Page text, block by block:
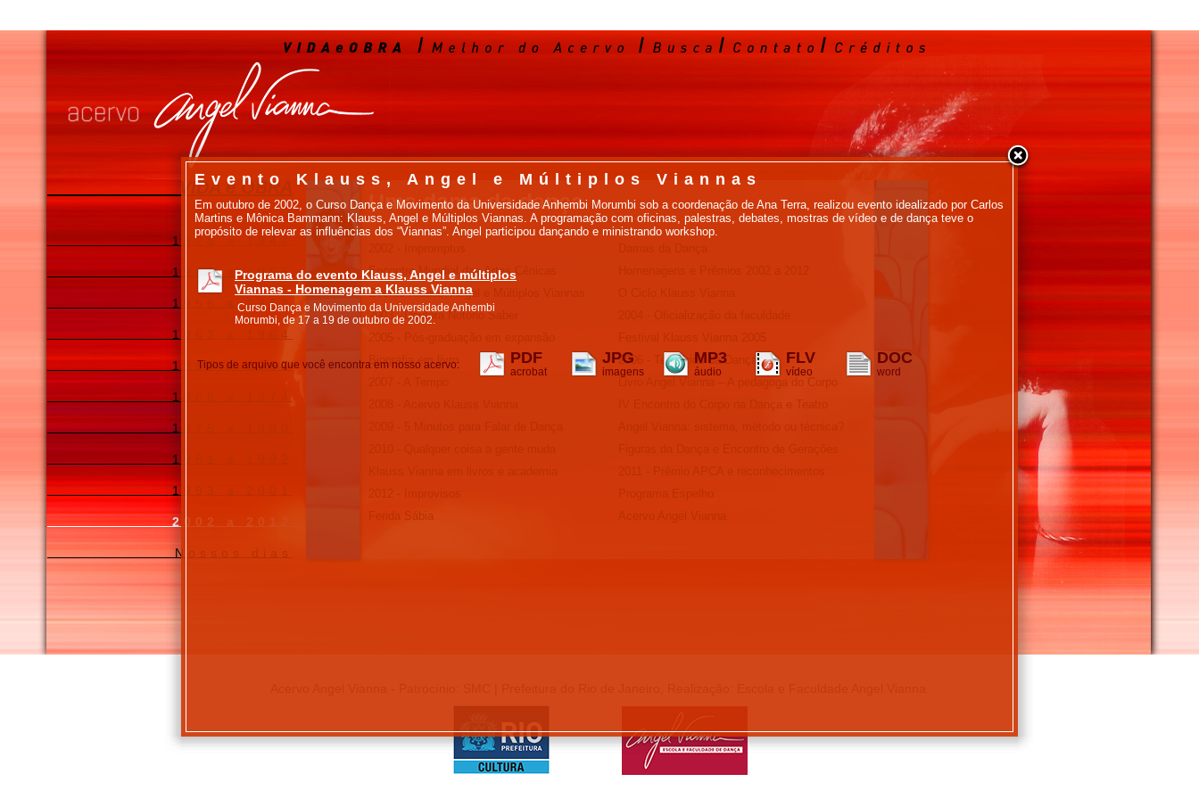
VIDA e OBRA
1928 a 1947
1948 a 1955
1956 a 1962
1963 a 1964
1965 a 1967
1968 a 1974
1975 a 1980
1981 a 1992
1993 a 2001
2002 a 2012
Nossos dias
Uma dama da dança
Encontro Mundial das Artes Cênicas
Evento Klauss, Angel e Múltiplos Viannas
2003 - Doutora Notório Saber
2005 - Pós-graduação em expansão
Biografia em livro
2006 - Territórios da Dança
2012 - Improvisos
Programa Espelho
Ferida Sábia
Acervo Angel Vianna
Evento Klauss, Angel e Múltiplos Viannas
Em outubro de 2002, o Curso Dança e Movimento da Universidade Anhembi Morumbi sob a coordenação de Ana Terra, realizou evento idealizado por Carlos
Martins e Mônica Bammann: Klauss, Angel e Múltiplos Viannas. A programação com oficinas, palestras, debates, mostras de vídeo e de dança teve o
propósito de relevar as influências dos “Viannas”. Angel participou dançando e ministrando workshop.
Programa do evento Klauss, Angel e múltiplos
Viannas - Homenagem a Klauss Vianna
Curso Dança e Movimento da Universidade Anhembi
Morumbi, de 17 a 19 de outubro de 2002.
Tipos de arquivo que você encontra em nosso acervo: PDF
acrobat
JPG
imagens
MP3
áudio
FLV
vídeo
DOC
word